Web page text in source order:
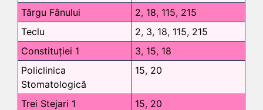
Târgu Fânului
2, 18, 115, 215
Teclu
2, 3, 18, 115, 215
Constituției 1
3, 15, 18
Policlinica
Stomatologică
15, 20
Trei Stejari 1 15, 20